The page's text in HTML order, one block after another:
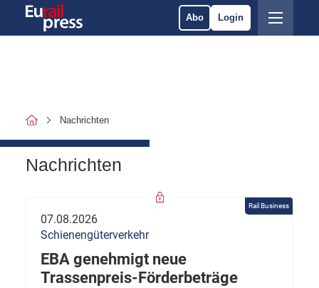
Abo Login
Nachrichten
Nachrichten
Rail Business
07.08.2026
Schienengüterverkehr
EBA genehmigt neue
Trassenpreis-Förderbeträge